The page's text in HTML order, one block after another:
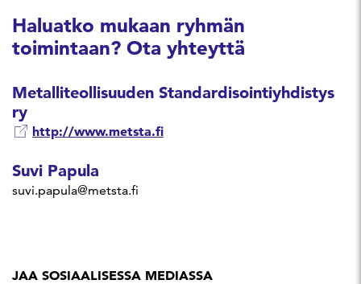
Haluatko mukaan ryhmän
toimintaan? Ota yhteyttä
Metalliteollisuuden Standardisointiyhdistys
ry
http://www.metsta.fi
Suvi Papula
suvi.papula@metsta.fi
JAA SOSIAALISESSA MEDIASSA